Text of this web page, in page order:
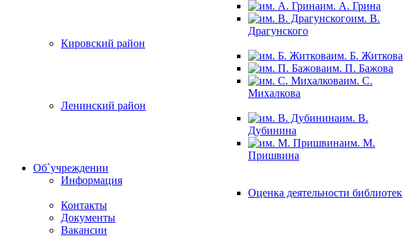
им. А. Грина
им. В.
Драгунского
Кировский район
им. Б. Житкова
им. П. Бажова
им. С.
Михалкова
Ленинский район
им. В.
Дубинина
им. М.
Пришвина
Об`учреждении
Информация
Оценка деятельности библиотек
Контакты
Документы
Вакансии